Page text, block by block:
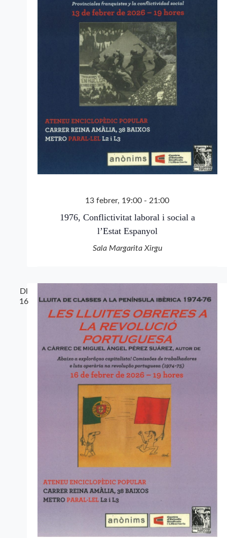
13 febrer, 19:00 - 21:00
1976, Conflictivitat laboral i social a
l’Estat Espanyol
Sala Margarita Xirgu
Dl
16